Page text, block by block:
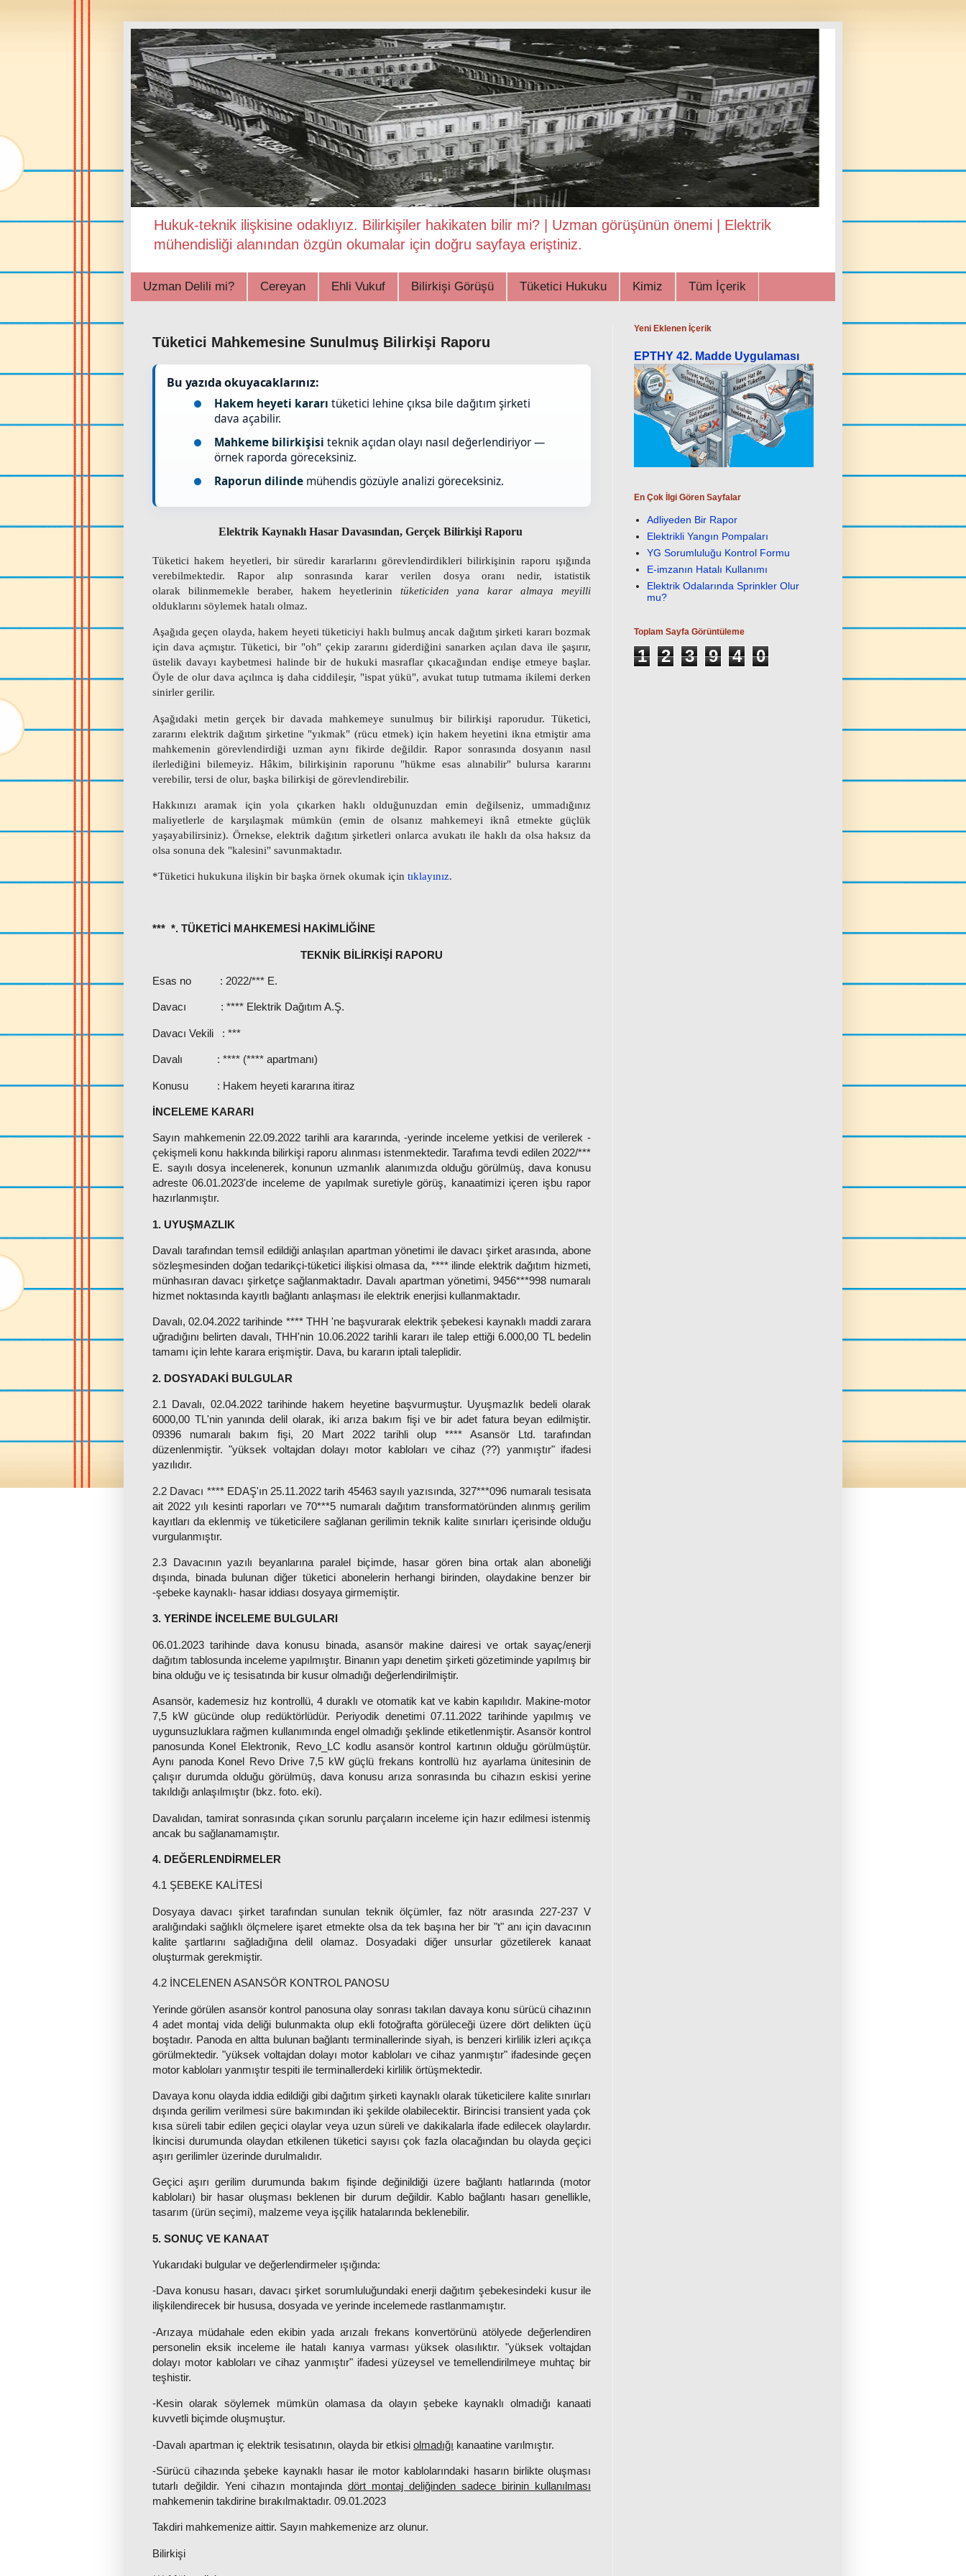
Hukuk-teknik ilişkisine odaklıyız. Bilirkişiler hakikaten bilir mi? | Uzman görüşünün önemi | Elektrik
mühendisliği alanından özgün okumalar için doğru sayfaya eriştiniz.
Uzman Delili mi? Cereyan Ehli Vukuf Bilirkişi Görüşü Tüketici Hukuku Kimiz Tüm İçerik
Tüketici Mahkemesine Sunulmuş Bilirkişi Raporu
Bu yazıda okuyacaklarınız:
Hakem heyeti kararı tüketici lehine çıksa bile dağıtım şirketi
dava açabilir.
Mahkeme bilirkişisi teknik açıdan olayı nasıl değerlendiriyor —
örnek raporda göreceksiniz.
Raporun dilinde mühendis gözüyle analizi göreceksiniz.
Elektrik Kaynaklı Hasar Davasından, Gerçek Bilirkişi Raporu
Tüketici hakem heyetleri, bir süredir kararlarını görevlendirdikleri bilirkişinin raporu ışığında
verebilmektedir. Rapor alıp sonrasında karar verilen dosya oranı nedir, istatistik
olarak bilinmemekle beraber, hakem heyetlerinin tüketiciden yana karar almaya meyilli
olduklarını söylemek hatalı olmaz.
Aşağıda geçen olayda, hakem heyeti tüketiciyi haklı bulmuş ancak dağıtım şirketi kararı bozmak
için dava açmıştır. Tüketici, bir "oh" çekip zararını giderdiğini sanarken açılan dava ile şaşırır,
üstelik davayı kaybetmesi halinde bir de hukuki masraflar çıkacağından endişe etmeye başlar.
Öyle de olur dava açılınca iş daha ciddileşir, "ispat yükü", avukat tutup tutmama ikilemi derken
sinirler gerilir.
Aşağıdaki metin gerçek bir davada mahkemeye sunulmuş bir bilirkişi raporudur. Tüketici,
zararını elektrik dağıtım şirketine "yıkmak" (rücu etmek) için hakem heyetini ikna etmiştir ama
mahkemenin görevlendirdiği uzman aynı fikirde değildir. Rapor sonrasında dosyanın nasıl
ilerlediğini bilemeyiz. Hâkim, bilirkişinin raporunu "hükme esas alınabilir" bulursa kararını
verebilir, tersi de olur, başka bilirkişi de görevlendirebilir.
Hakkınızı aramak için yola çıkarken haklı olduğunuzdan emin değilseniz, ummadığınız
maliyetlerle de karşılaşmak mümkün (emin de olsanız mahkemeyi iknâ etmekte güçlük
yaşayabilirsiniz). Örnekse, elektrik dağıtım şirketleri onlarca avukatı ile haklı da olsa haksız da
olsa sonuna dek "kalesini" savunmaktadır.
*Tüketici hukukuna ilişkin bir başka örnek okumak için tıklayınız.
*** *. TÜKETİCİ MAHKEMESİ HAKİMLİĞİNE
TEKNİK BİLİRKİŞİ RAPORU
Esas no : 2022/*** E.
Davacı : **** Elektrik Dağıtım A.Ş.
Davacı Vekili : ***
Davalı : **** (**** apartmanı)
Konusu : Hakem heyeti kararına itiraz
İNCELEME KARARI
Sayın mahkemenin 22.09.2022 tarihli ara kararında, -yerinde inceleme yetkisi de verilerek -
çekişmeli konu hakkında bilirkişi raporu alınması istenmektedir. Tarafıma tevdi edilen 2022/***
E. sayılı dosya incelenerek, konunun uzmanlık alanımızda olduğu görülmüş, dava konusu
adreste 06.01.2023'de inceleme de yapılmak suretiyle görüş, kanaatimizi içeren işbu rapor
hazırlanmıştır.
1. UYUŞMAZLIK
Davalı tarafından temsil edildiği anlaşılan apartman yönetimi ile davacı şirket arasında, abone
sözleşmesinden doğan tedarikçi-tüketici ilişkisi olmasa da, **** ilinde elektrik dağıtım hizmeti,
münhasıran davacı şirketçe sağlanmaktadır. Davalı apartman yönetimi, 9456***998 numaralı
hizmet noktasında kayıtlı bağlantı anlaşması ile elektrik enerjisi kullanmaktadır.
Davalı, 02.04.2022 tarihinde **** THH 'ne başvurarak elektrik şebekesi kaynaklı maddi zarara
uğradığını belirten davalı, THH'nin 10.06.2022 tarihli kararı ile talep ettiği 6.000,00 TL bedelin
tamamı için lehte karara erişmiştir. Dava, bu kararın iptali taleplidir.
2. DOSYADAKİ BULGULAR
2.1 Davalı, 02.04.2022 tarihinde hakem heyetine başvurmuştur. Uyuşmazlık bedeli olarak
6000,00 TL'nin yanında delil olarak, iki arıza bakım fişi ve bir adet fatura beyan edilmiştir.
09396 numaralı bakım fişi, 20 Mart 2022 tarihli olup **** Asansör Ltd. tarafından
düzenlenmiştir. "yüksek voltajdan dolayı motor kabloları ve cihaz (??) yanmıştır" ifadesi
yazılıdır.
2.2 Davacı **** EDAŞ'ın 25.11.2022 tarih 45463 sayılı yazısında, 327***096 numaralı tesisata
ait 2022 yılı kesinti raporları ve 70***5 numaralı dağıtım transformatöründen alınmış gerilim
kayıtları da eklenmiş ve tüketicilere sağlanan gerilimin teknik kalite sınırları içerisinde olduğu
vurgulanmıştır.
2.3 Davacının yazılı beyanlarına paralel biçimde, hasar gören bina ortak alan aboneliği
dışında, binada bulunan diğer tüketici abonelerin herhangi birinden, olaydakine benzer bir
-şebeke kaynaklı- hasar iddiası dosyaya girmemiştir.
3. YERİNDE İNCELEME BULGULARI
06.01.2023 tarihinde dava konusu binada, asansör makine dairesi ve ortak sayaç/enerji
dağıtım tablosunda inceleme yapılmıştır. Binanın yapı denetim şirketi gözetiminde yapılmış bir
bina olduğu ve iç tesisatında bir kusur olmadığı değerlendirilmiştir.
Asansör, kademesiz hız kontrollü, 4 duraklı ve otomatik kat ve kabin kapılıdır. Makine-motor
7,5 kW gücünde olup redüktörlüdür. Periyodik denetimi 07.11.2022 tarihinde yapılmış ve
uygunsuzluklara rağmen kullanımında engel olmadığı şeklinde etiketlenmiştir. Asansör kontrol
panosunda Konel Elektronik, Revo_LC kodlu asansör kontrol kartının olduğu görülmüştür.
Aynı panoda Konel Revo Drive 7,5 kW güçlü frekans kontrollü hız ayarlama ünitesinin de
çalışır durumda olduğu görülmüş, dava konusu arıza sonrasında bu cihazın eskisi yerine
takıldığı anlaşılmıştır (bkz. foto. eki).
Davalıdan, tamirat sonrasında çıkan sorunlu parçaların inceleme için hazır edilmesi istenmiş
ancak bu sağlanamamıştır.
4. DEĞERLENDİRMELER
4.1 ŞEBEKE KALİTESİ
Dosyaya davacı şirket tarafından sunulan teknik ölçümler, faz nötr arasında 227-237 V
aralığındaki sağlıklı ölçmelere işaret etmekte olsa da tek başına her bir "t" anı için davacının
kalite şartlarını sağladığına delil olamaz. Dosyadaki diğer unsurlar gözetilerek kanaat
oluşturmak gerekmiştir.
4.2 İNCELENEN ASANSÖR KONTROL PANOSU
Yerinde görülen asansör kontrol panosuna olay sonrası takılan davaya konu sürücü cihazının
4 adet montaj vida deliği bulunmakta olup ekli fotoğrafta görüleceği üzere dört delikten üçü
boştadır. Panoda en altta bulunan bağlantı terminallerinde siyah, is benzeri kirlilik izleri açıkça
görülmektedir. "yüksek voltajdan dolayı motor kabloları ve cihaz yanmıştır" ifadesinde geçen
motor kabloları yanmıştır tespiti ile terminallerdeki kirlilik örtüşmektedir.
Davaya konu olayda iddia edildiği gibi dağıtım şirketi kaynaklı olarak tüketicilere kalite sınırları
dışında gerilim verilmesi süre bakımından iki şekilde olabilecektir. Birincisi transient yada çok
kısa süreli tabir edilen geçici olaylar veya uzun süreli ve dakikalarla ifade edilecek olaylardır.
İkincisi durumunda olaydan etkilenen tüketici sayısı çok fazla olacağından bu olayda geçici
aşırı gerilimler üzerinde durulmalıdır.
Geçici aşırı gerilim durumunda bakım fişinde değinildiği üzere bağlantı hatlarında (motor
kabloları) bir hasar oluşması beklenen bir durum değildir. Kablo bağlantı hasarı genellikle,
tasarım (ürün seçimi), malzeme veya işçilik hatalarında beklenebilir.
5. SONUÇ VE KANAAT
Yukarıdaki bulgular ve değerlendirmeler ışığında:
-Dava konusu hasarı, davacı şirket sorumluluğundaki enerji dağıtım şebekesindeki kusur ile
ilişkilendirecek bir hususa, dosyada ve yerinde incelemede rastlanmamıştır.
-Arızaya müdahale eden ekibin yada arızalı frekans konvertörünü atölyede değerlendiren
personelin eksik inceleme ile hatalı kanıya varması yüksek olasılıktır. "yüksek voltajdan
dolayı motor kabloları ve cihaz yanmıştır" ifadesi yüzeysel ve temellendirilmeye muhtaç bir
teşhistir.
-Kesin olarak söylemek mümkün olamasa da olayın şebeke kaynaklı olmadığı kanaati
kuvvetli biçimde oluşmuştur.
-Davalı apartman iç elektrik tesisatının, olayda bir etkisi olmadığı kanaatine varılmıştır.
-Sürücü cihazında şebeke kaynaklı hasar ile motor kablolarındaki hasarın birlikte oluşması
tutarlı değildir. Yeni cihazın montajında dört montaj deliğinden sadece birinin kullanılması
mahkemenin takdirine bırakılmaktadır. 09.01.2023
Takdiri mahkemenize aittir. Sayın mahkemenize arz olunur.
Bilirkişi
Yeni Eklenen İçerik
EPTHY 42. Madde Uygulaması
En Çok İlgi Gören Sayfalar
Adliyeden Bir Rapor
Elektrikli Yangın Pompaları
YG Sorumluluğu Kontrol Formu
E-imzanın Hatalı Kullanımı
Elektrik Odalarında Sprinkler Olur
mu?
Toplam Sayfa Görüntüleme
1 2 3 9 4 0